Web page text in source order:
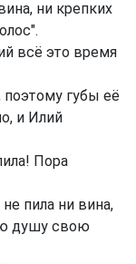
ни крепких
всё это время
губы её
и Илий
Пора
пила ни вина,
душу свою